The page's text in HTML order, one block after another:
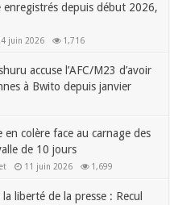
enregistrés depuis début 2026,
juin 2026 1,716
accuse l’AFC/M23 d’avoir
à Bwito depuis janvier
en colère face au carnage des
de 10 jours
11 juin 2026 1,699
liberté de la presse : Recul